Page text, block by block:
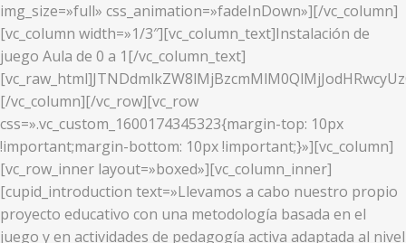
img_size=»full» css_animation=»fadeInDown»][/vc_column]
[vc_column width=»1/3″][vc_column_text]Instalación de
juego Aula de 0 a 1[/vc_column_text]
[/vc_column][/vc_row][vc_row
css=».vc_custom_1600174345323{margin-top: 10px
!important;margin-bottom: 10px !important;}»][vc_column]
[vc_row_inner layout=»boxed»][vc_column_inner]
[cupid_introduction text=»Llevamos a cabo nuestro propio
proyecto educativo con una metodología basada en el
juego y en actividades de pedagogía activa adaptada al nivel